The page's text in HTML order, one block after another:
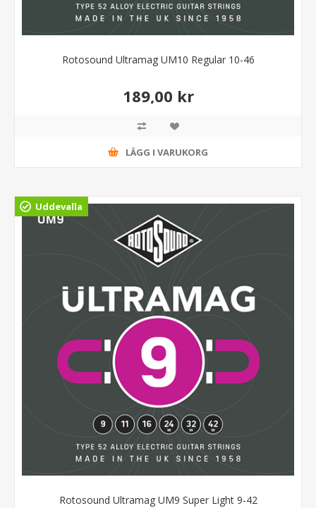
Rotosound Ultramag UM10 Regular 10-46
189,00 kr
LÄGG I VARUKORG
Uddevalla
Rotosound Ultramag UM9 Super Light 9-42